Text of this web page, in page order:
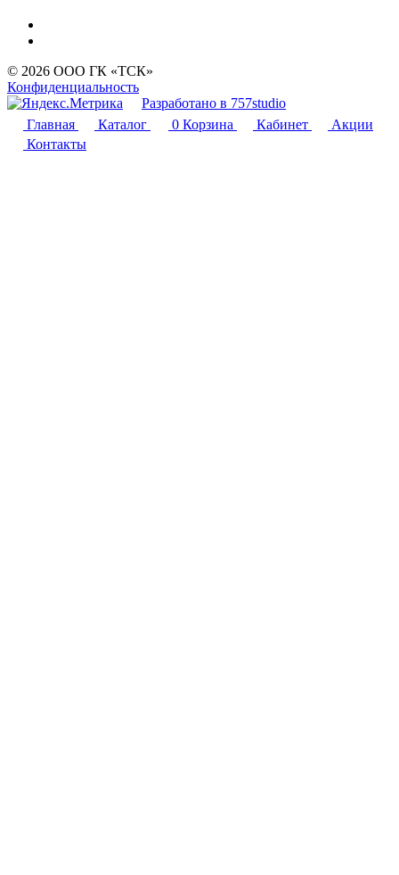
© 2026 ООО ГК «ТСК»
Конфиденциальность
Разработано в 757studio
Главная
Каталог 0 Корзина Кабинет
Акции
Контакты